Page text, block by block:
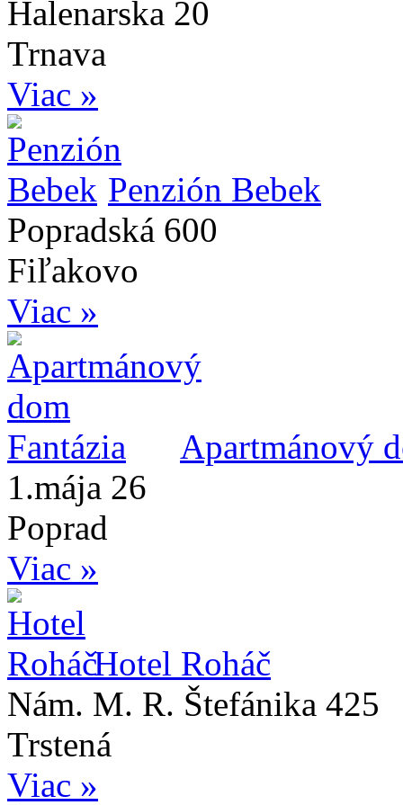
Halenarska 20
Trnava
Viac »
Penzión Bebek
Popradská 600
Fiľakovo
Viac »
Apartmánový
1.mája 26
Poprad
Viac »
Hotel Roháč
Nám. M. R. Štefánika 425
Trstená
Viac »